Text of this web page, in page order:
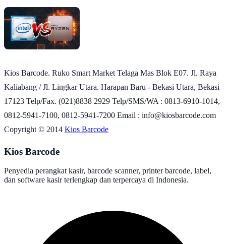
Kios Barcode. Ruko Smart Market Telaga Mas Blok E07. Jl. Raya
Kaliabang / Jl. Lingkar Utara. Harapan Baru - Bekasi Utara, Bekasi
17123 Telp/Fax. (021)8838 2929 Telp/SMS/WA : 0813-6910-1014,
0812-5941-7100, 0812-5941-7200 Email : info@kiosbarcode.com
Copyright © 2014 Kios Barcode
Kios Barcode
Penyedia perangkat kasir, barcode scanner, printer barcode, label,
dan software kasir terlengkap dan terpercaya di Indonesia.